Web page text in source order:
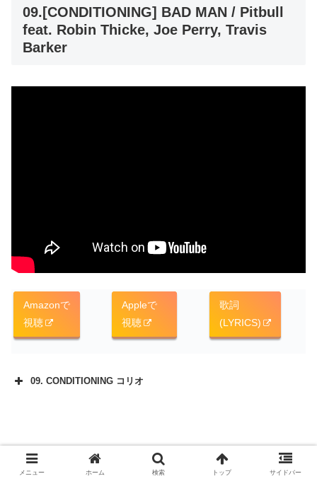
09.[CONDITIONING] BAD MAN / Pitbull
feat. Robin Thicke, Joe Perry, Travis
Barker
Amazonで
視聴
Appleで
視聴
歌詞
(LYRICS)
09. CONDITIONING コリオ
メニュー ホーム 検索 トップ サイドバー